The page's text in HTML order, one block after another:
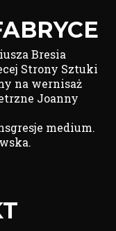
Bresia
Strony Sztuki
na wernisaż
Joanny
medium.